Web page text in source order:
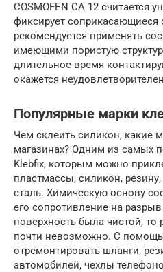
COSMOFEN CA 12 считается
фиксирует соприкасающиеся
рекомендуется применять
имеющими пористую
длительное время
окажется
Популярные марки
Чем склеить силикон, какие
магазинах? Одним из самых
Klebfix, которым можно
пластмассы, силикон,
сталь. Химическую основу
его сопротивление на
поверхность была чистой, то
почти невозможно. С
отремонтировать шланги,
автомобилей, чехлы